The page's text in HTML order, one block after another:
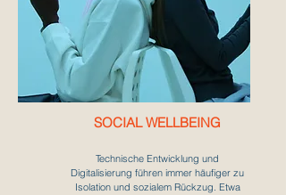
SOCIALWELLBEING
Technische Entwicklung und
Digitalisierung führen immer häufiger zu
Isolation und sozialem Rückzug. Etwa